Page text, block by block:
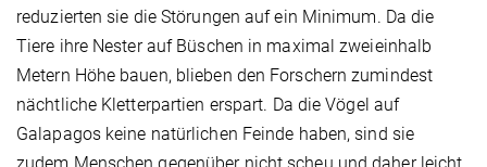
reduzierten sie die Störungen auf ein Minimum. Da die
Tiere ihre Nester auf Büschen in maximal zweieinhalb
Metern Höhe bauen, blieben den Forschern zumindest
nächtliche Kletterpartien erspart. Da die Vögel auf
Galapagos keine natürlichen Feinde haben, sind sie